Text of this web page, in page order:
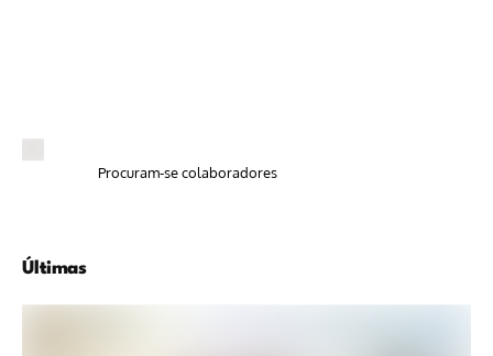
Procuram-se colaboradores
Últimas